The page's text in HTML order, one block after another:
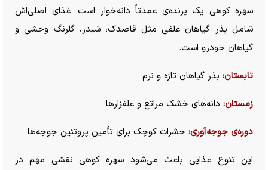
سهره کوهی یک پرنده‌ی عمدتاً دانه‌خوار است. غذای اصلی‌اش
شامل بذر گیاهان علفی مثل قاصدک، شبدر، گلرنگ وحشی و
گیاهان خودرو است.
تابستان: بذر گیاهان تازه و نرم
زمستان: دانه‌های خشک مراتع و علفزار‌ها
دوره‌ی جوجه‌آوری: حشرات کوچک برای تأمین پروتئین جوجه‌ها
این تنوع غذایی باعث می‌شود سهره کوهی نقشی مهم در